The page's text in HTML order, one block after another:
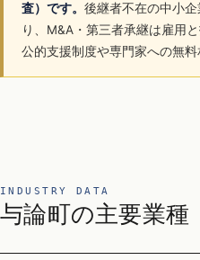
査）です。 後継者不在の中小
り、M&A・第三者承継は雇用
公的支援制度や専門家への無料
INDUSTRY DATA
与論町の主要業種